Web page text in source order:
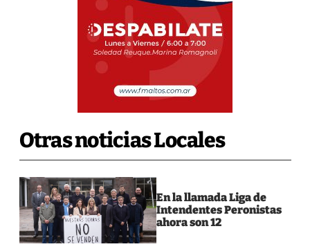
Otras noticias Locales
En la llamada Liga de
Intendentes Peronistas
ahora son 12